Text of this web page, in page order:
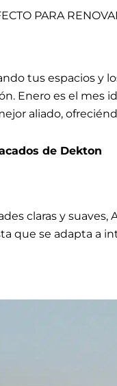
PARA
tus espacios y
Enero es el mes
aliado,
de Dekton
claras y
que se adapta a